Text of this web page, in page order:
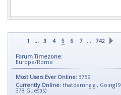
1 ... 3 4 5 6 7 … 742
Forum Timezone:
Europe/Rome
Most Users Ever Online: 3759
Currently Online: thatdamngigi, Going19
378 Guest(s)